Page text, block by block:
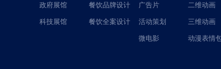
政府展馆
科技展馆
餐饮品牌设计
餐饮全案设计
广告片
活动策划
微电影
二维动画
三维动画
动漫表情